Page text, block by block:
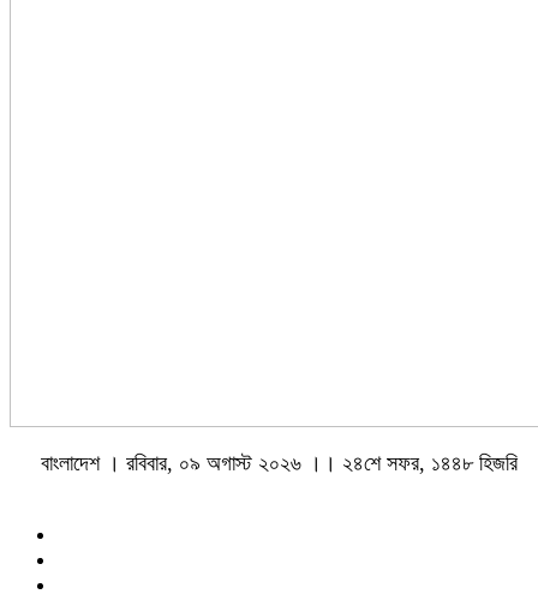
বাংলাদেশ । রবিবার, ০৯ অগাস্ট ২০২৬ ।। ২৪শে সফর, ১৪৪৮ হিজরি